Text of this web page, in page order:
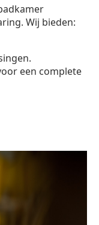
Wij bieden:
een complete